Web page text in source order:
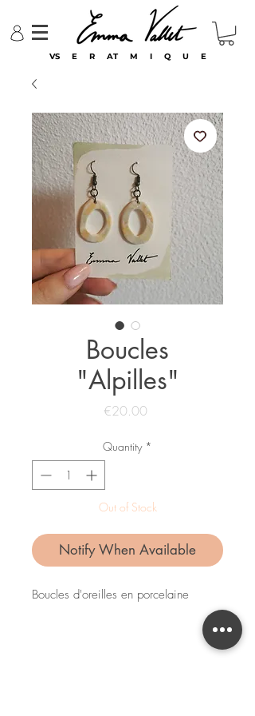
VS E R AT M I Q U E
Boucles
"Alpilles"
€20.00
Quantity *
Out of Stock
Notify When Available
Boucles d'oreilles en porcelaine
Attaches couleur bronze/ sans nickel